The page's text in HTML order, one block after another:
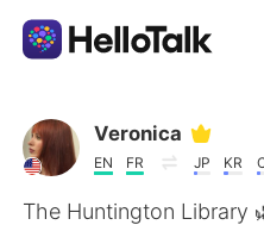
Language Exchange
AI Grammar Checker
Veronica
EN FR JP KR
The Huntington Library